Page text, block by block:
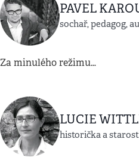
PAVEL
sochař, pedagog,
Za minulého režimu…
LUCIE
historička a